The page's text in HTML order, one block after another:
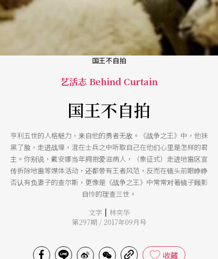
国王不自拍
艺活志 Behind Curtain
国王不自拍
亨利五世的人格魅力，来自他的勇者无敌。《战争之王》中，他抹
黑了脸，走进战壕，混在士兵之中听取自己在他们心里是怎样的君
主。你别说，戴安娜当年拥抱爱滋病人，（象征式）走进地雷区宣
传拆除地雷等媒体活动，还都带有王者风范，反而在镜头前眼睁睁
否认有负妻子的查尔斯，更像是《战争之王》中常常对著镜子顾影
自怜的理查三世。
文字 | 林奕华
第297期 / 2017年09月号
收藏